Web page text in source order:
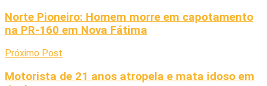
Norte Pioneiro: Homem morre em capotamento
na PR-160 em Nova Fátima
Próximo Post
Motorista de 21 anos atropela e mata idoso em